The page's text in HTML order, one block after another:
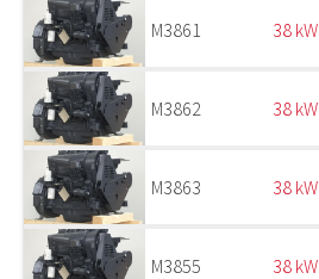
M3861 38 kW
M3862 38 kW
M3863 38 kW
M3855 38 kW